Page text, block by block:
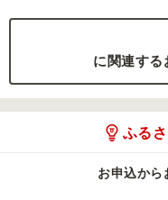
に関連する
ふる
お申込から